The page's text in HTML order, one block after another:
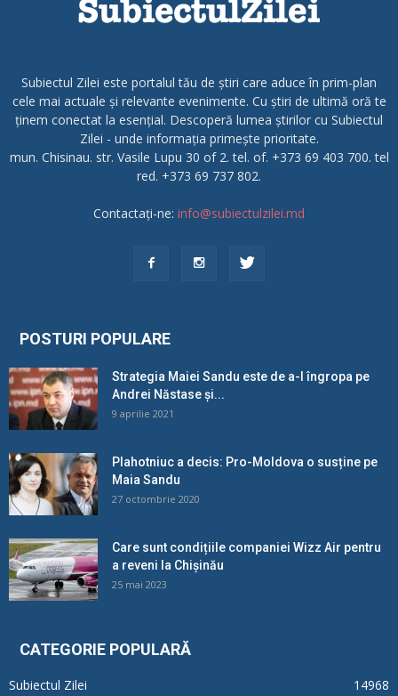
Subiectul Zilei este portalul tău de știri care aduce în prim-plan
cele mai actuale și relevante evenimente. Cu știri de ultimă oră te
ținem conectat la esențial. Descoperă lumea știrilor cu Subiectul
Zilei - unde informația primește prioritate.
mun. Chisinau. str. Vasile Lupu 30 of 2. tel. of. +373 69 403 700. tel
red. +373 69 737 802.
Contactați-ne: info@subiectulzilei.md
POSTURI POPULARE
Strategia Maiei Sandu este de a-l îngropa pe
Andrei Năstase și...
9 aprilie 2021
Plahotniuc a decis: Pro-Moldova o susține pe
Maia Sandu
27 octombrie 2020
Care sunt condițiile companiei Wizz Air pentru
a reveni la Chișinău
25 mai 2023
CATEGORIE POPULARĂ
Subiectul Zilei 14968